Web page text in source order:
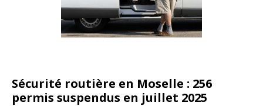
Sécurité routière en Moselle : 256
permis suspendus en juillet 2025